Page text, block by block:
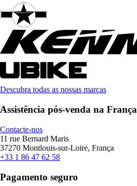
Descubra todas as nossas marcas
Assistência pós-venda na França
Contacte-nos
11 rue Bernard Maris
37270 Montlouis-sur-Loire, França
+33 1 86 47 62 58
Pagamento seguro